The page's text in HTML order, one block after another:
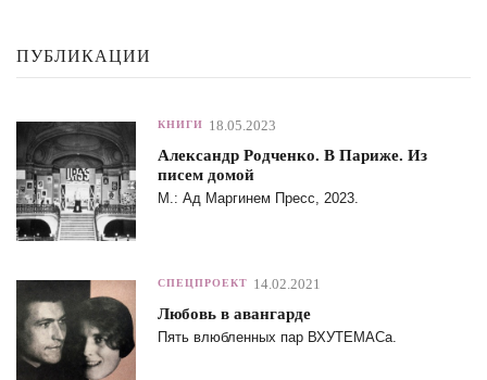
ПУБЛИКАЦИИ
КНИГИ 18.05.2023
Александр Родченко. В Париже. Из
писем домой
М.: Ад Маргинем Пресс, 2023.
СПЕЦПРОЕКТ 14.02.2021
Любовь в авангарде
Пять влюбленных пар ВХУТЕМАСа.